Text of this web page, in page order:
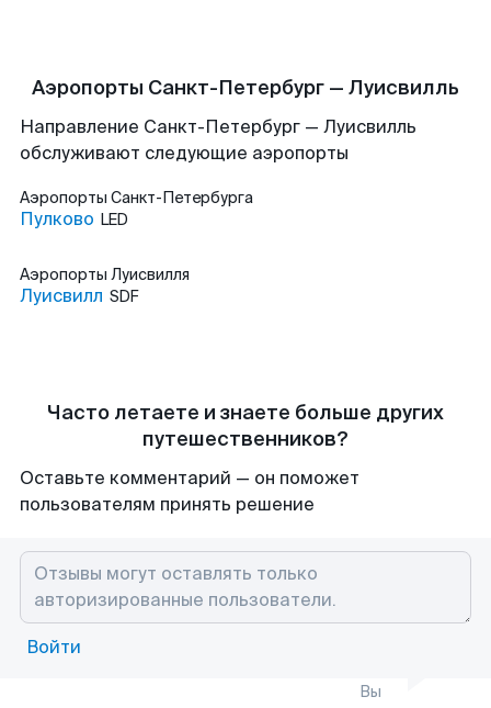
Аэропорты Санкт-Петербург — Луисвилль
Направление Санкт-Петербург — Луисвилль
обслуживают следующие аэропорты
Аэропорты Санкт-Петербурга
Пулково LED
Аэропорты Луисвилля
Луисвилл SDF
Часто летаете и знаете больше других
путешественников?
Оставьте комментарий — он поможет
пользователям принять решение
Войти
Вы